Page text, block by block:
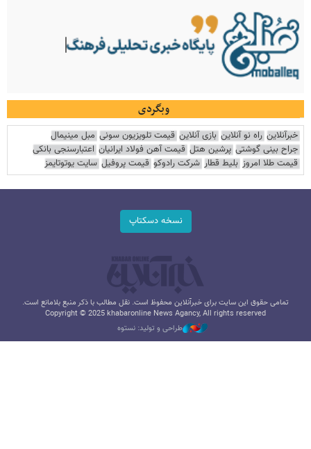
وبگردی
خبرآنلاین راه نو آنلاین بازی آنلاین قیمت تلویزیون سونی مبل مینیمال
جراح بینی گوشتی پرشین هتل قیمت آهن فولاد ایرانیان اعتبارسنجی بانکی
قیمت طلا امروز بلیط قطار شرکت رادوکو قیمت پروفیل سایت یوتوتایمز
نسخه دسکتاپ
تمامی حقوق این سایت برای خبرآنلاین محفوظ است. نقل مطالب با ذکر منبع بلامانع است.
Copyright © 2025 khabaronline News Agancy, All rights reserved
طراحی و تولید: نستوه